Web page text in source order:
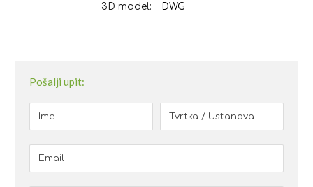
3D model: DWG
Pošalji upit: